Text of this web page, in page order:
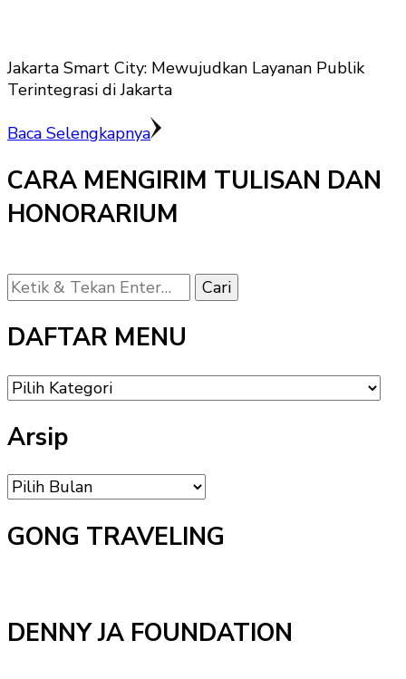
Jakarta Smart City: Mewujudkan Layanan Publik
Terintegrasi di Jakarta
Baca Selengkapnya
CARA MENGIRIM TULISAN DAN
HONORARIUM
Mencari
Sesuatu?
DAFTAR MENU
DAFTAR
MENU
Arsip
Arsip
GONG TRAVELING
DENNY JA FOUNDATION